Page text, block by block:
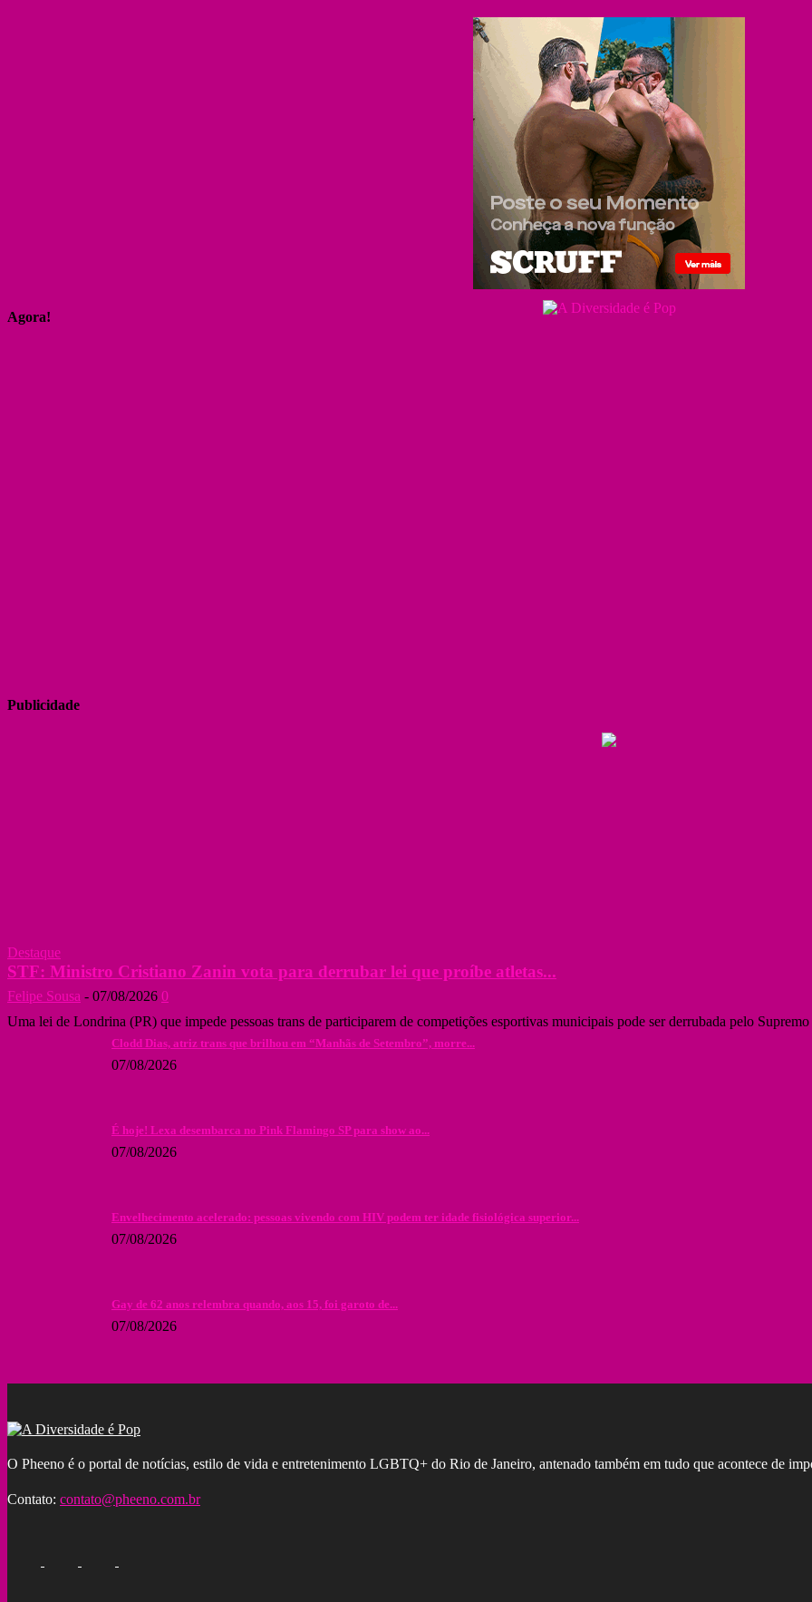
Agora!
Publicidade
Destaque
STF: Ministro Cristiano Zanin vota para derrubar lei que proíbe atletas...
Felipe Sousa - 07/08/2026 0
Uma lei de Londrina (PR) que impede pessoas trans de participarem de competições esportivas municipais pode ser derrubada pelo
Clodd Dias, atriz trans que brilhou em “Manhãs de Setembro”, morre...
07/08/2026
É hoje! Lexa desembarca no Pink Flamingo SP para show ao...
07/08/2026
Envelhecimento acelerado: pessoas vivendo com HIV podem ter idade fisiológica superior...
07/08/2026
Gay de 62 anos relembra quando, aos 15, foi garoto de...
07/08/2026
O Pheeno é o portal de notícias, estilo de vida e entretenimento LGBTQ+ do Rio de Janeiro, antenado também em tudo que acontece de
Contato: contato@pheeno.com.br